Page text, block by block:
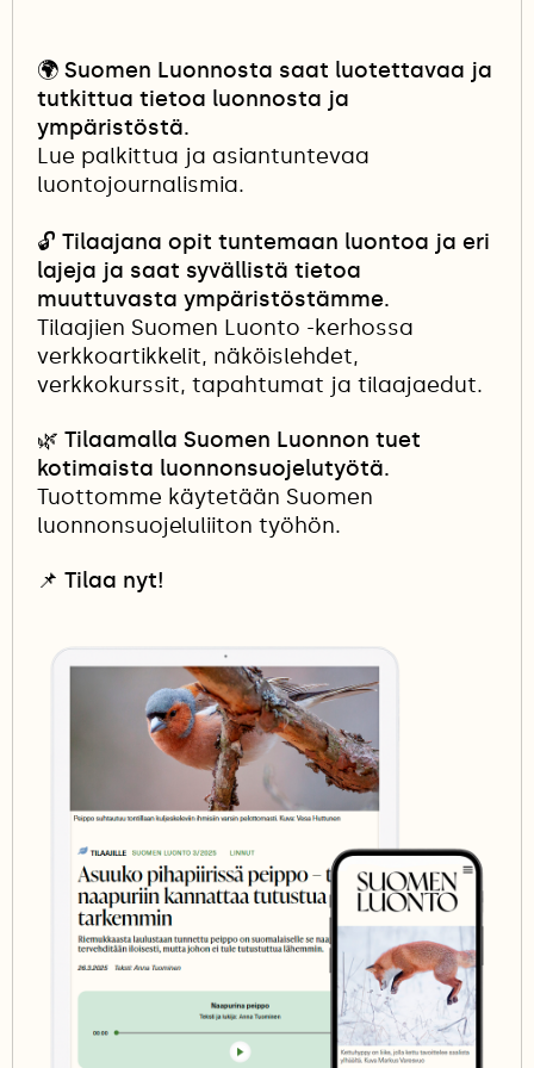
🌍 Suomen Luonnosta saat luotettavaa ja
tutkittua tietoa luonnosta ja
ympäristöstä.
Lue palkittua ja asiantuntevaa
luontojournalismia.
🔓 Tilaajana opit tuntemaan luontoa ja eri
lajeja ja saat syvällistä tietoa
muuttuvasta ympäristöstämme.
Tilaajien Suomen Luonto -kerhossa
verkkoartikkelit, näköislehdet,
verkkokurssit, tapahtumat ja tilaajaedut.
🌿 Tilaamalla Suomen Luonnon tuet
kotimaista luonnonsuojelutyötä.
Tuottomme käytetään Suomen
luonnonsuojeluliiton työhön.
📌 Tilaa nyt!